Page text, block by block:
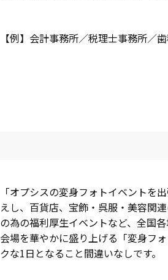
【例】会計事務所／税理士事務所／
「オプシスの変身フォトイベントを
えし、百貨店、宝飾・呉服・美容関
の為の福利厚生イベントなど、全国各
会場を華やかに盛り上げる「変身フ
クな1日となること間違いなしです。